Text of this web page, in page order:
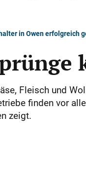
in Owen erfolgreich
Fleisch und
finden vor
zeigt.